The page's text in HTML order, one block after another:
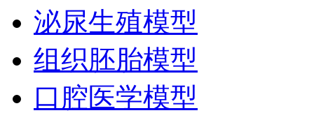
泌尿生殖模型
组织胚胎模型
口腔医学模型